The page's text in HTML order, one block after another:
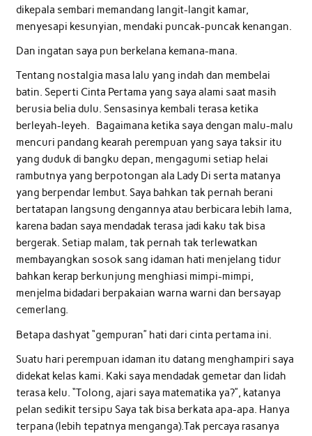
dikepala sembari memandang langit-langit kamar,
menyesapi kesunyian, mendaki puncak-puncak kenangan.
Dan ingatan saya pun berkelana kemana-mana.
Tentang nostalgia masa lalu yang indah dan membelai
batin. Seperti Cinta Pertama yang saya alami saat masih
berusia belia dulu. Sensasinya kembali terasa ketika
berleyah-leyeh. Bagaimana ketika saya dengan malu-malu
mencuri pandang kearah perempuan yang saya taksir itu
yang duduk di bangku depan, mengagumi setiap helai
rambutnya yang berpotongan ala Lady Di serta matanya
yang berpendar lembut. Saya bahkan tak pernah berani
bertatapan langsung dengannya atau berbicara lebih lama,
karena badan saya mendadak terasa jadi kaku tak bisa
bergerak. Setiap malam, tak pernah tak terlewatkan
membayangkan sosok sang idaman hati menjelang tidur
bahkan kerap berkunjung menghiasi mimpi-mimpi,
menjelma bidadari berpakaian warna warni dan bersayap
cemerlang.
Betapa dashyat “gempuran” hati dari cinta pertama ini.
Suatu hari perempuan idaman itu datang menghampiri saya
didekat kelas kami. Kaki saya mendadak gemetar dan lidah
terasa kelu. “Tolong, ajari saya matematika ya?”, katanya
pelan sedikit tersipu Saya tak bisa berkata apa-apa. Hanya
terpana (lebih tepatnya menganga).Tak percaya rasanya